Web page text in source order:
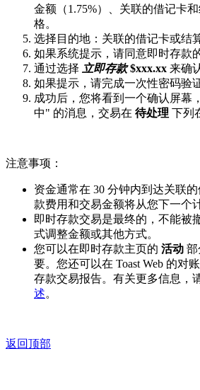
金额（1.75%）、关联的借记卡
格。
选择目的地：关联的借记卡或结
如果系统提示，请同意即时存款
通过选择 立即存款$xxx.xx 来确
如果提示，请完成一次性密码验证
成功后，您将看到一个确认屏幕
中" 的消息，交易在 待处理 下列
注意事项：
资金通常在 30 分钟内到达关联
款费用和交易金额将从您下一个
即时存款交易是最终的，不能被
式调整金额或其他方式。
您可以在即时存款主页的 活动 部
要。您还可以在 Toast Web 的对
存款交易报告。有关更多信息，
述。
返回顶部